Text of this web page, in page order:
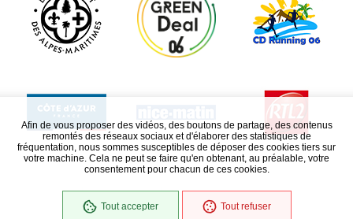
Afin de vous proposer des vidéos, des boutons de partage, des contenus
remontés des réseaux sociaux et d'élaborer des statistiques de
fréquentation, nous sommes susceptibles de déposer des cookies tiers sur
votre machine. Cela ne peut se faire qu'en obtenant, au préalable, votre
consentement pour chacun de ces cookies.
Tout accepter Tout refuser